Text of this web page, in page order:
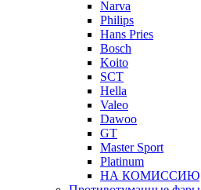
Narva
Philips
Hans Pries
Bosch
Koito
SCT
Hella
Valeo
Dawoo
GT
Master Sport
Platinum
НА КОМИССИЮ